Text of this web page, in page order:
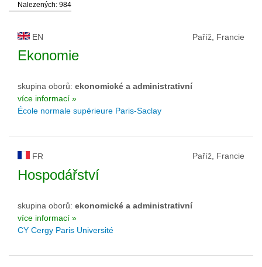
druh vysoké školy
status vysoké školy
Nalezených: 984
EN Paříž, Francie
Ekonomie
skupina oborů: ekonomické a administrativní
více informací »
École normale supérieure Paris-Saclay
FR Paříž, Francie
Hospodářství
skupina oborů: ekonomické a administrativní
více informací »
CY Cergy Paris Université